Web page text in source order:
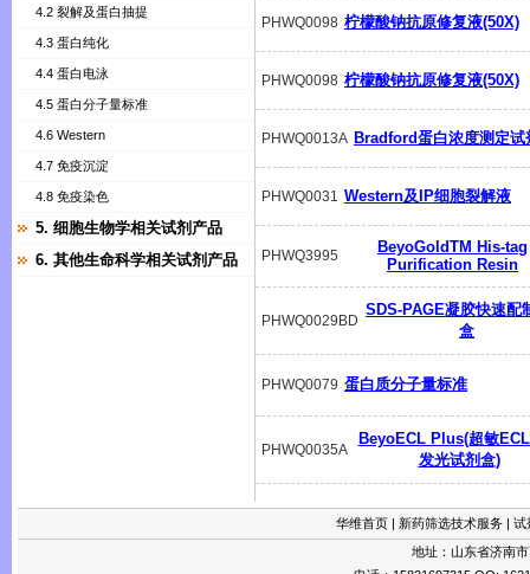
4.2 裂解及蛋白抽提
4.3 蛋白纯化
4.4 蛋白电泳
4.5 蛋白分子量标准
4.6 Western
4.7 免疫沉淀
4.8 免疫染色
5. 细胞生物学相关试剂产品
6. 其他生命科学相关试剂产品
PHWQ0098 柠檬酸钠抗原修复液(50X)
PHWQ0098 柠檬酸钠抗原修复液(50X)
PHWQ0013A Bradford蛋白浓度测定试
PHWQ0031 Western及IP细胞裂解液
PHWQ3995
BeyoGoldTM His-tag
Purification Resin
PHWQ0029BD
SDS-PAGE凝胶快速配
盒
PHWQ0079 蛋白质分子量标准
PHWQ0035A
BeyoECL Plus(超敏
发光试剂盒)
华维首页 | 新药筛选技术服务 | 试
地址：山东省济南